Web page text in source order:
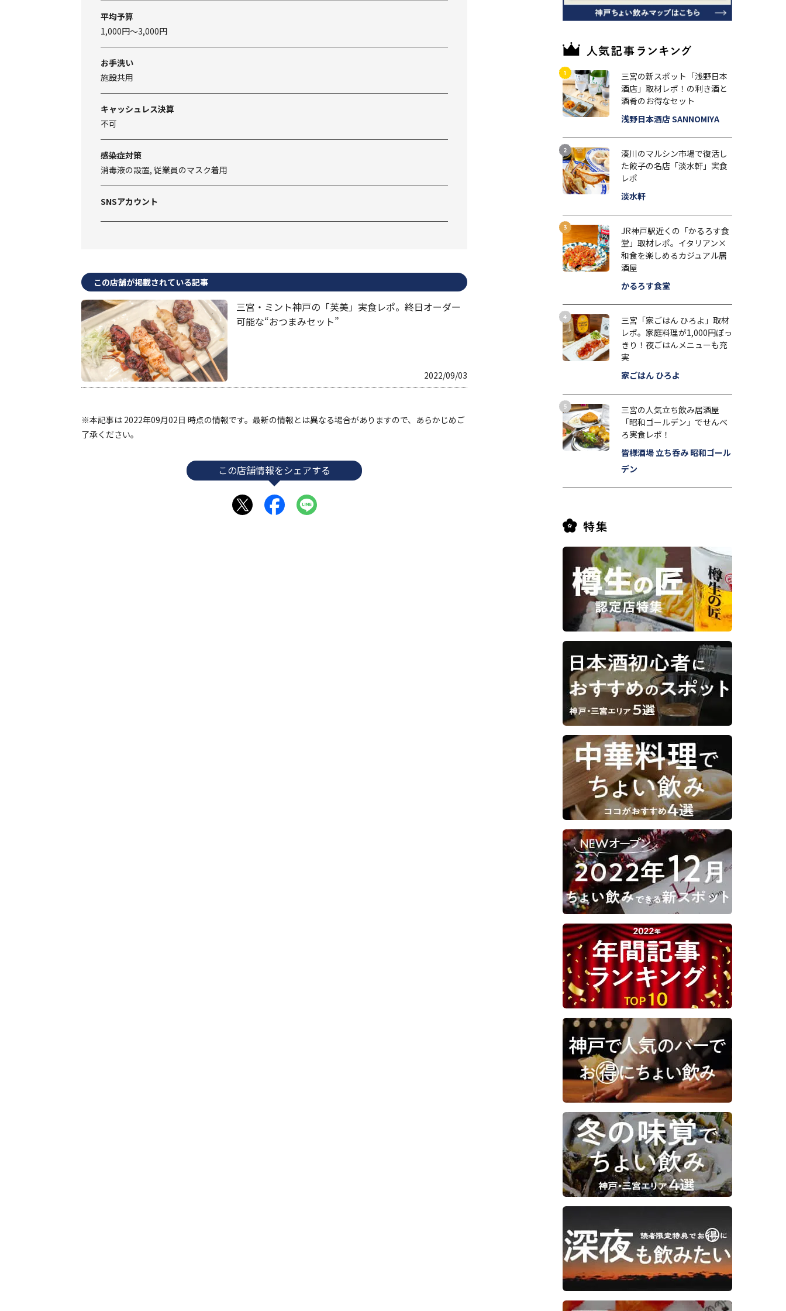
平均予算
1,000円～3,000円
お手洗い
施設共用
キャッシュレス決算
不可
感染症対策
消毒液の設置, 従業員のマスク着用
SNSアカウント
この店舗が掲載されている記事
三宮・ミント神戸の「芙美」実食レポ。終日オーダー
可能な“おつまみセット”
2022/09/03
※本記事は 2022年09月02日 時点の情報です。最新の情報とは異なる場合がありますので、あらかじめご
了承ください。
この店舗情報をシェアする
三宮の新スポット「浅野日本
酒店」取材レポ！の利き酒と
酒肴のお得なセット
浅野日本酒店 SANNOMIYA
湊川のマルシン市場で復活し
た餃子の名店「淡水軒」実食
レポ
淡水軒
JR神戸駅近くの「かるろす食
堂」取材レポ。イタリアン×
和食を楽しめるカジュアル居
酒屋
かるろす食堂
三宮「家ごはん ひろよ」取材
レポ。家庭料理が1,000円ぽっ
きり！夜ごはんメニューも充
実
家ごはん ひろよ
三宮の人気立ち飲み居酒屋
「昭和ゴールデン」でせんべ
ろ実食レポ！
皆様酒場 立ち呑み 昭和ゴール
デン